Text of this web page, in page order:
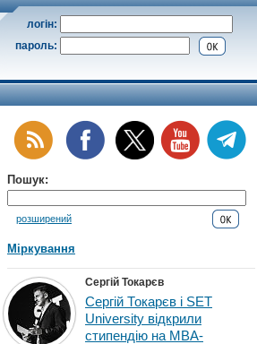
логін:
пароль:
Пошук:
розширений
Міркування
Сергій Токарєв
Сергій Токарєв і SET
University відкрили
стипендію на MBA-